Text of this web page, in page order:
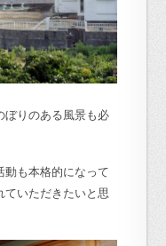
ぼりのある風景も必
動も本格的になって
ていただきたいと思